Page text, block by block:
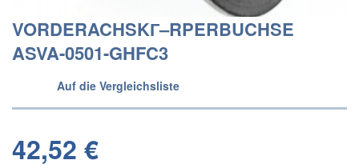
VORDERACHSKГ–RPERBUCHSE
ASVA-0501-GHFC3
Auf die Vergleichsliste
42,52 €